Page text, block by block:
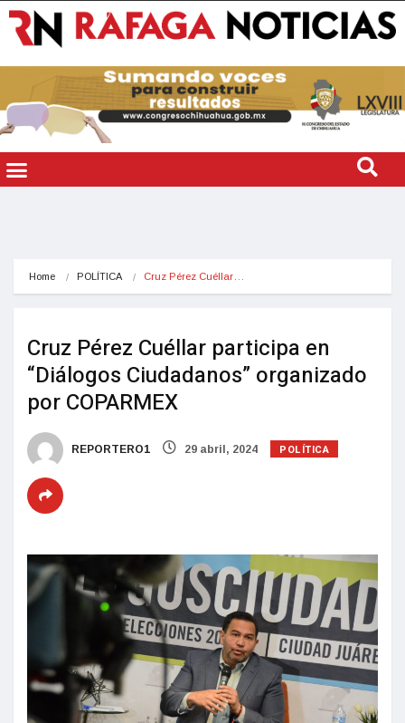
Home POLÍTICA Cruz Pérez Cuéllar…
Cruz Pérez Cuéllar participa en
“Diálogos Ciudadanos” organizado
por COPARMEX
REPORTERO1 29 abril, 2024 POLÍTICA